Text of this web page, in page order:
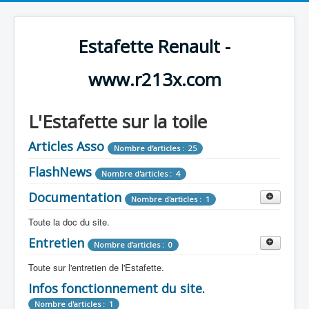
Estafette Renault -
www.r213x.com
L'Estafette sur la toile
Articles Asso Nombre d'articles : 25
FlashNews Nombre d'articles : 4
Documentation Nombre d'articles : 1
Toute la doc du site.
Revue de Presse Nombre d'articles : 9
Tous les articles que l'on a vu sur l'estafette !
Camping Car Nombre d'articles : 3
Entretien Nombre d'articles : 0
Toute sur l'entretien de l'Estafette.
Mécanique Nombre d'articles : 0
Infos fonctionnement du site.
Nombre d'articles : 1